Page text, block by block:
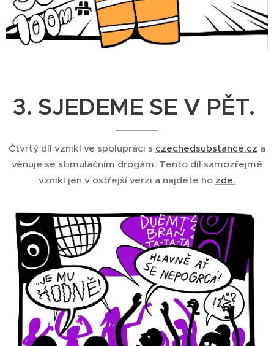
3. SJEDEME SE V PĚT.
Čtvrtý díl vznikl ve spolupráci s czechedsubstance.cz a
věnuje se stimulačním drogám. Tento díl samozřejmě
vznikl jen v ostřejší verzi a najdete ho zde.